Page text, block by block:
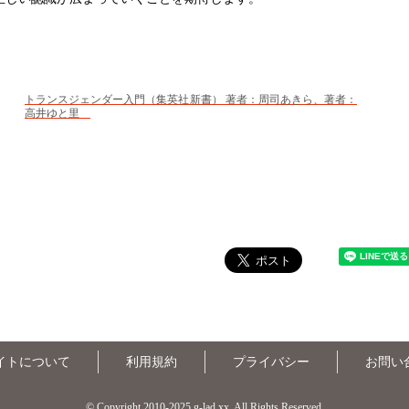
トランスジェンダー入門（集英社新書） 著者：周司あきら、著者：
高井ゆと里
トについて 利用規約 プライバシー お問い